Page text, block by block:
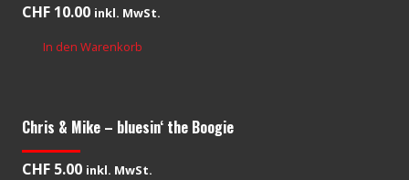
CHF 10.00 inkl. MwSt.
In den Warenkorb
Chris & Mike – bluesin‘ the Boogie
CHF 5.00 inkl. MwSt.